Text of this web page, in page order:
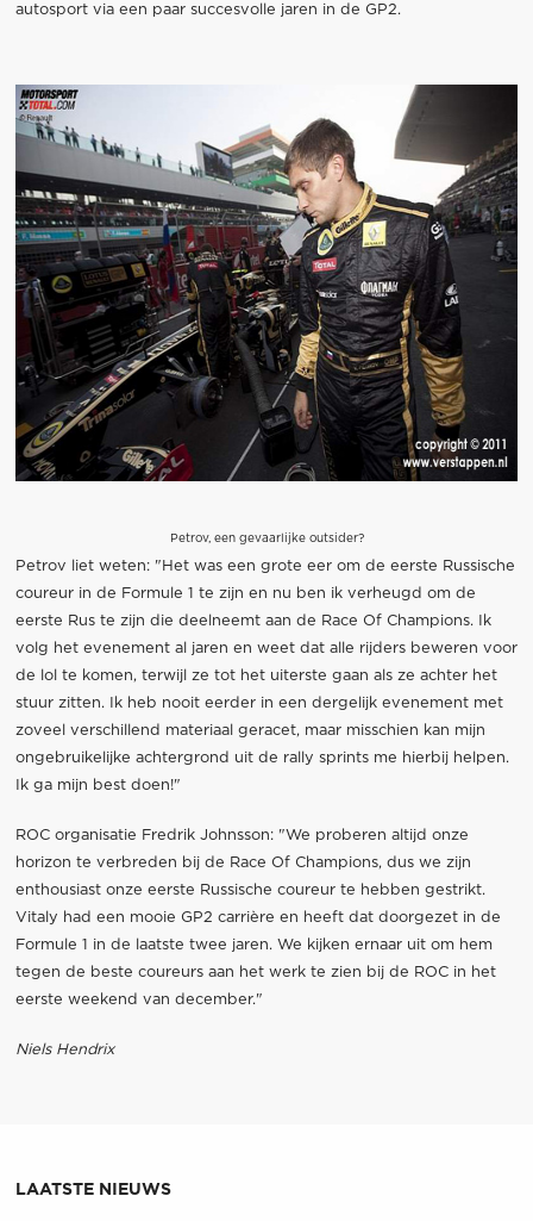
autosport via een paar succesvolle jaren in de GP2.
Petrov, een gevaarlijke outsider?
Petrov liet weten: "Het was een grote eer om de eerste Russische
coureur in de Formule 1 te zijn en nu ben ik verheugd om de
eerste Rus te zijn die deelneemt aan de Race Of Champions. Ik
volg het evenement al jaren en weet dat alle rijders beweren voor
de lol te komen, terwijl ze tot het uiterste gaan als ze achter het
stuur zitten. Ik heb nooit eerder in een dergelijk evenement met
zoveel verschillend materiaal geracet, maar misschien kan mijn
ongebruikelijke achtergrond uit de rally sprints me hierbij helpen.
Ik ga mijn best doen!"
ROC organisatie Fredrik Johnsson: "We proberen altijd onze
horizon te verbreden bij de Race Of Champions, dus we zijn
enthousiast onze eerste Russische coureur te hebben gestrikt.
Vitaly had een mooie GP2 carrière en heeft dat doorgezet in de
Formule 1 in de laatste twee jaren. We kijken ernaar uit om hem
tegen de beste coureurs aan het werk te zien bij de ROC in het
eerste weekend van december."
Niels Hendrix
LAATSTE NIEUWS